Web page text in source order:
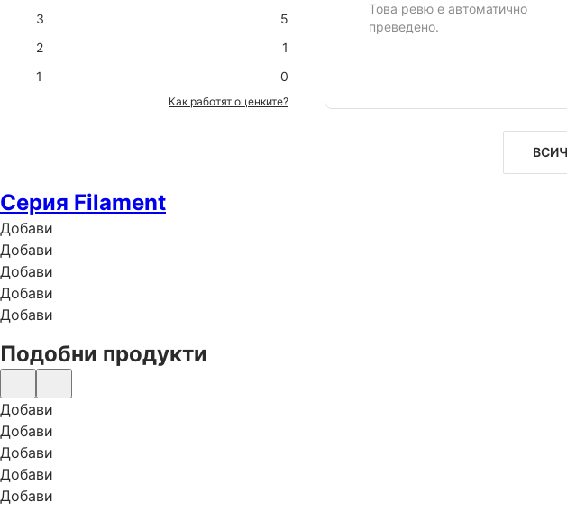
3
5
2
1
1
0
Как работят оценките?
Това ревю е автоматично
преведено.
Серия Filament
Добави
Добави
Добави
Добави
Добави
Подобни продукти
Добави
Добави
Добави
Добави
Добави